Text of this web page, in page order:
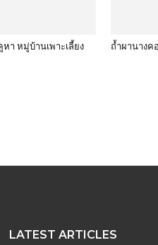
า หมู่บ้านเพาะเลี้ยง
ถ้ำผานางค
LATEST ARTICLES